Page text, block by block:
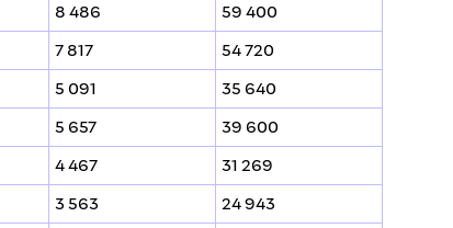
8 486
59 400
7 817
54 720
5 091
35 640
5 657
39 600
4 467
31 269
3 563
24 943